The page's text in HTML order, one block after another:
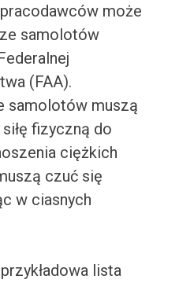
może
samolotów
(FAA).
samolotów muszą
fizyczną do
ciężkich
czuć się
w ciasnych
lista